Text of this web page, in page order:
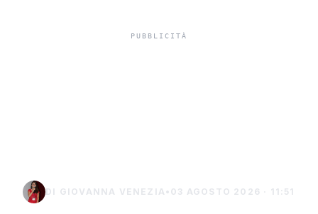
DI GIOVANNA VENEZIA • 03 AGOSTO 2026 · 11:51